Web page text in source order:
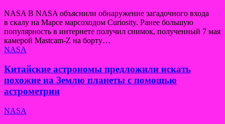
NASA В NASA объяснили обнаружение загадочного входа
в скалу на Марсе марсоходом Curiosity. Ранее большую
популярность в интернете получил снимок, полученный 7 мая
камерой Mastcam-Z на борту…
NASA
Китайские астрономы предложили искать
похожие на Землю планеты с помощью
астрометрии
NASA